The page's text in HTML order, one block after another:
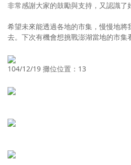
非常感謝大家的鼓勵與支持，又認識了
希望未來能透過各地的市集，慢慢地將
去。下次有機會想挑戰澎湖當地的市集
104/12/19 攤位位置：13